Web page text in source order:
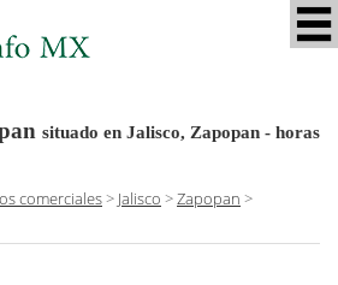
situado en Jalisco, Zapopan - horas
comerciales> Jalisco >Zapopan >